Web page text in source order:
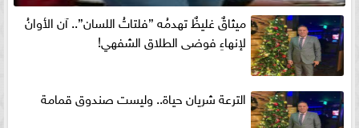
ميثاقٌ غليظٌ تهدمُه ”فلتاتُ اللسان”.. آن الأوانُ
لإنهاءِ فوضى الطلاق الشفهي!
الترعة شريان حياة.. وليست صندوق قمامة